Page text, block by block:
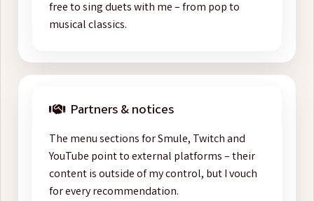
free to sing duets with me – from pop to
musical classics.
Partners & notices
The menu sections for Smule, Twitch and
YouTube point to external platforms – their
content is outside of my control, but I vouch
for every recommendation.